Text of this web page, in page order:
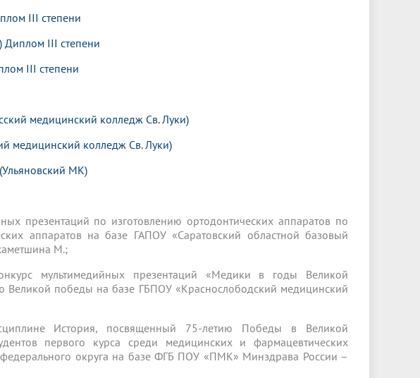
III степени
III степени
III степени
медицинский колледж Св. Луки)
медицинский колледж Св. Луки)
МК)
презентаций по изготовлению ортодонтических аппаратов по
аппаратов на базе ГАПОУ «Саратовский областной базовый
М.;
мультимедийных презентаций «Медики в годы Великой
Великой победы на базе ГБПОУ «Краснослободский медицинский
История, посвященный 75-летию Победы в Великой
первого курса среди медицинских и фармацевтических
округа на базе ФГБ ПОУ «ПМК» Минздрава России –